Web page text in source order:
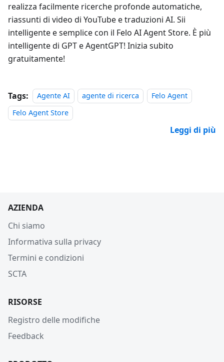
realizza facilmente ricerche profonde automatiche,
riassunti di video di YouTube e traduzioni AI. Sii
intelligente e semplice con il Felo AI Agent Store. È più
intelligente di GPT e AgentGPT! Inizia subito
gratuitamente!
Tags: Agente AI agente di ricerca
Felo Agent
Felo Agent Store
Leggi di più
AZIENDA
Chi siamo
Informativa sulla privacy
Termini e condizioni
SCTA
RISORSE
Registro delle modifiche
Feedback